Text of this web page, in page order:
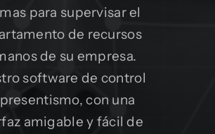
para supervisar el
de recursos
de su empresa.
software de control
con una
amigable y fácil de